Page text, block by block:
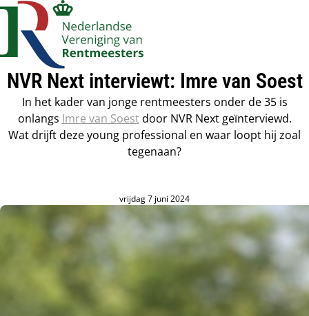
NVR Next interviewt: Imre van Soest
In het kader van jonge rentmeesters onder de 35 is
onlangs Imre van Soestdoor NVR Next geïnterviewd.
Wat drijft deze young professional en waar loopt hij zoal
tegenaan?
vrijdag 7 juni 2024